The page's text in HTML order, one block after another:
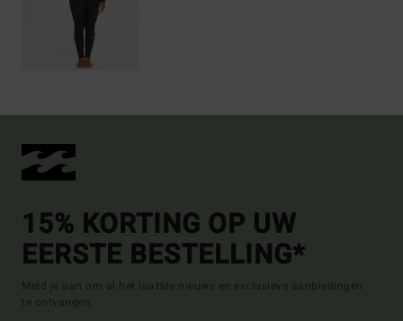
15% KORTING OP UW
EERSTE BESTELLING*
Meld je aan om al het laatste nieuws en exclusieve aanbiedingen
te ontvangen.